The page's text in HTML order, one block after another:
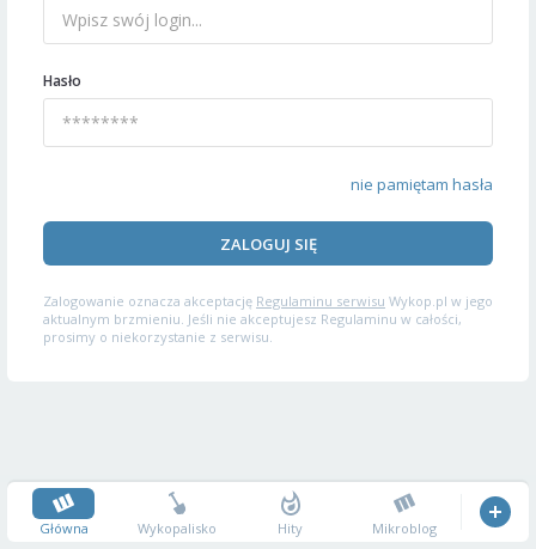
Hasło
nie pamiętam hasła
ZALOGUJ SIĘ
Zalogowanie oznacza akceptację Regulaminu serwisu Wykop.pl w jego
aktualnym brzmieniu. Jeśli nie akceptujesz Regulaminu w całości,
prosimy o niekorzystanie z serwisu.
Główna Wykopalisko Hity Mikroblog